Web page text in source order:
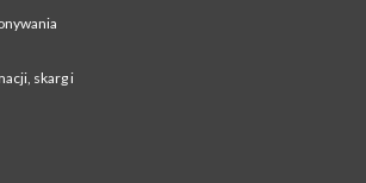
skarg i